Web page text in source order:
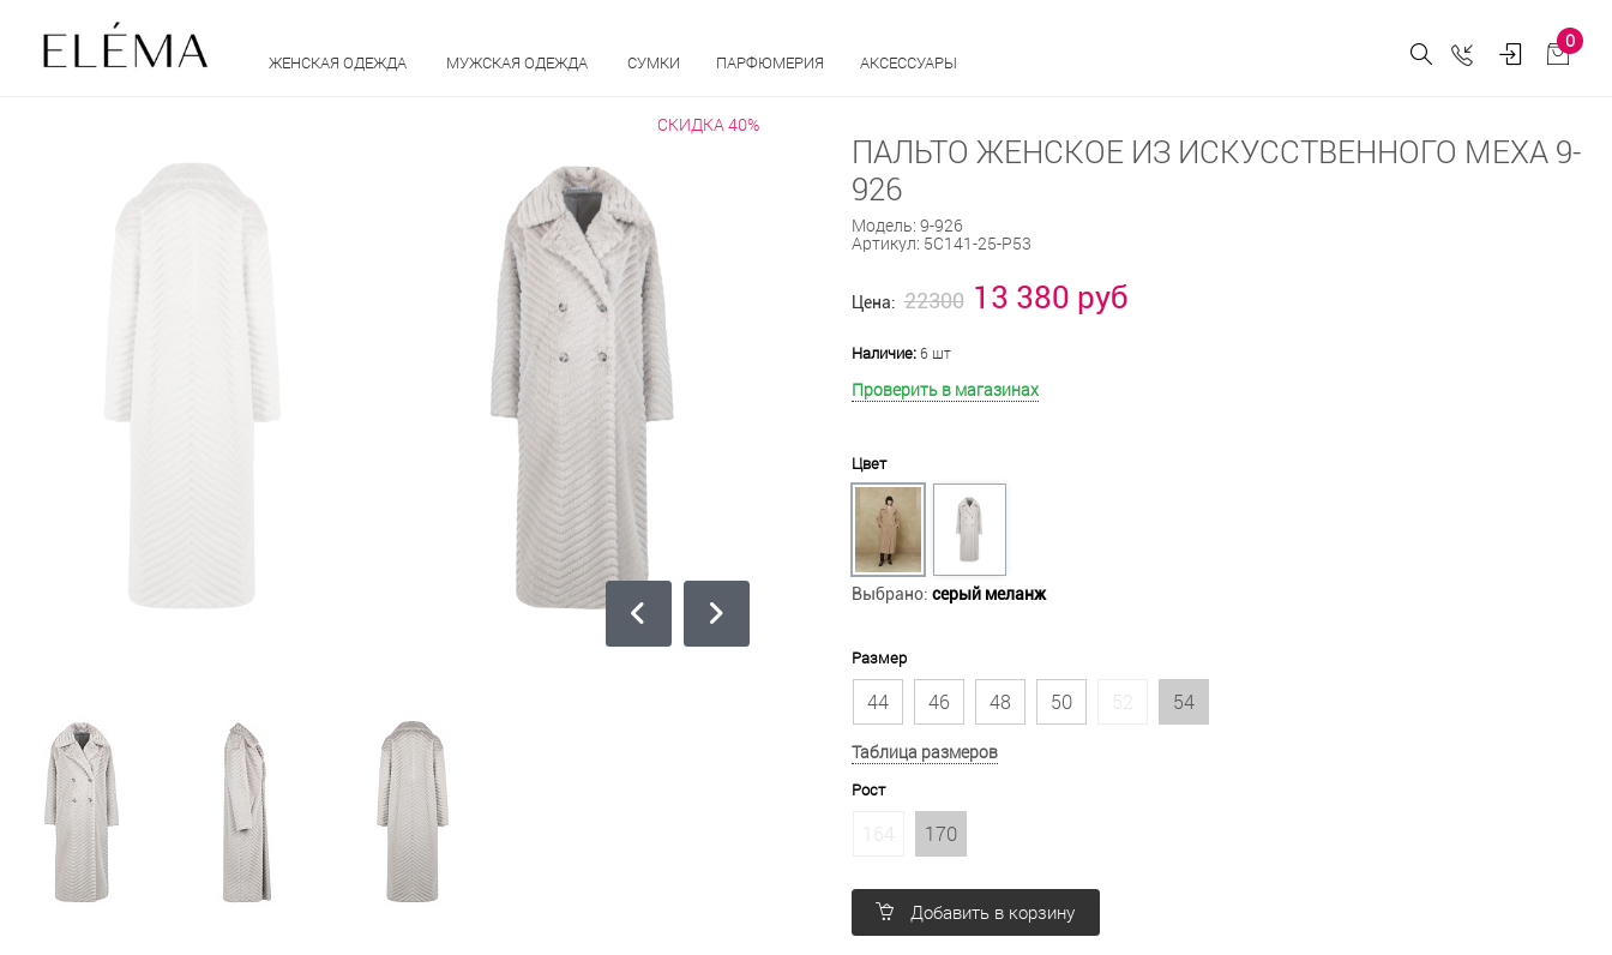
ЖЕНСКАЯ ОДЕЖДА МУЖСКАЯ ОДЕЖДА СУМКИ ПАРФЮМЕРИЯ АКСЕССУАРЫ
0
СКИДКА 40%
ПАЛЬТО ЖЕНСКОЕ ИЗ ИСКУССТВЕННОГО МЕХА 9-
926
Модель: 9-926
Артикул: 5С141-25-Р53
Цена: 22300 13 380 руб
Наличие: 6 шт
Проверить в магазинах
Цвет
Выбрано: серый меланж
Размер
44 46 48 50 52 54
Таблица размеров
Рост
164 170
Добавить в корзину